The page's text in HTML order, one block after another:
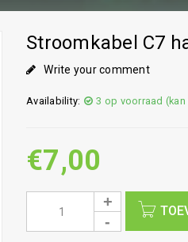
Stroomkabel C7
Write your comment
Availability: 3 op voorraad
€7,00